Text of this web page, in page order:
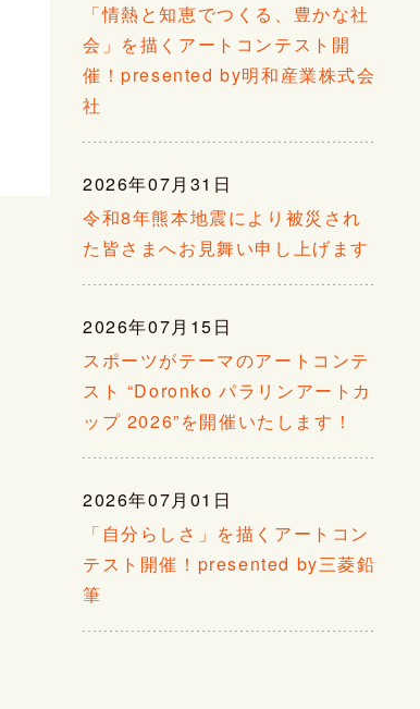
「情熱と知恵でつくる、豊かな社
会」を描くアートコンテスト開
催！presented by明和産業株式会
社
2026年07月31日
令和8年熊本地震により被災され
た皆さまへお見舞い申し上げます
2026年07月15日
スポーツがテーマのアートコンテ
スト “Doronko パラリンアートカ
ップ 2026”を開催いたします！
2026年07月01日
「自分らしさ」を描くアートコン
テスト開催！presented by三菱鉛
筆